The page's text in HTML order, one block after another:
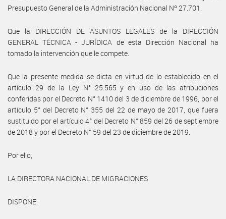
Presupuesto General de la Administración Nacional Nº 27.701.
Que la DIRECCIÓN DE ASUNTOS LEGALES de la DIRECCIÓN
GENERAL TÉCNICA - JURÍDICA de esta Dirección Nacional ha
tomado la intervención que le compete.
Que la presente medida se dicta en virtud de lo establecido en el
artículo 29 de la Ley N° 25.565 y en uso de las atribuciones
conferidas por el Decreto N° 1410 del 3 de diciembre de 1996, por el
artículo 5° del Decreto N° 355 del 22 de mayo de 2017, que fuera
sustituido por el artículo 4° del Decreto N° 859 del 26 de septiembre
de 2018 y por el Decreto N° 59 del 23 de diciembre de 2019.
Por ello,
LA DIRECTORA NACIONAL DE MIGRACIONES
DISPONE: